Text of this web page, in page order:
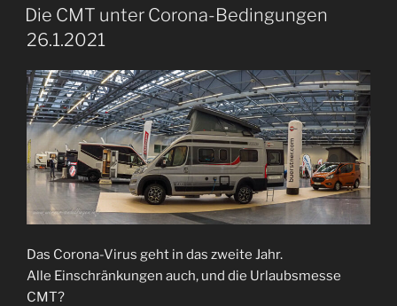
AM
Die CMT unter Corona-Bedingungen
26.1.2021
Das Corona-Virus geht in das zweite Jahr.
Alle Einschränkungen auch, und die Urlaubsmesse
CMT?